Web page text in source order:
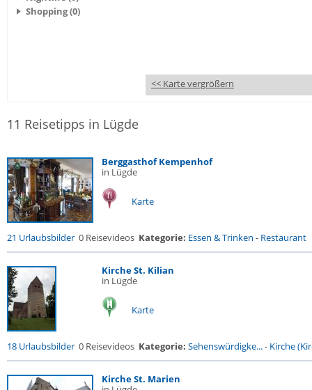
Shopping (0)
<< Karte vergrößern
11 Reisetipps in Lügde
Berggasthof Kempenhof
in Lügde
Karte
21 Urlaubsbilder 0 Reisevideos Kategorie: Essen & Trinken - Restaurant
Kirche St. Kilian
in Lügde
Karte
18 Urlaubsbilder 0 Reisevideos Kategorie: Sehenswürdigke...- Kirche
Kirche St. Marien